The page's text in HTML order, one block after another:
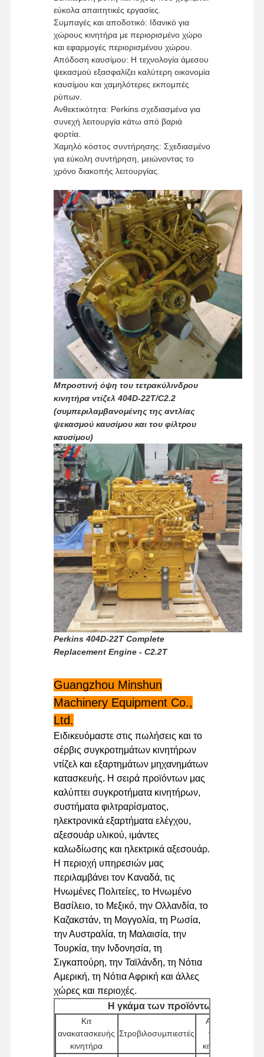
Μηχανή της MITSUBISHI
Εκσκαφείο
εξάρτηση επανοικοδομήσεων μηχανών
Αντλία ψεκασμού
Συνέλευση στροβιλοσυμπιεστών
Άλλα μέρη κινητήρα
Ηλεκτρονικό σύστημα ελέγχου
Ηλεκτρικά εξαρτήματα κινητήρα
Σύστημα καυσίμου κινητήρα
Υδραυλικά εξαρτήματα εκσκαφέα
ανταλλακτικά εκσκαφέα
εύκολα απαιτητικές εργασίες.
Συμπαγές και αποδοτικό: Ιδανικό για
χώρους κινητήρα με περιορισμένο χώρο
και εφαρμογές περιορισμένου χώρου.
Απόδοση καυσίμου: Η τεχνολογία άμεσου
ψεκασμού εξασφαλίζει καλύτερη οικονομία
καυσίμου και χαμηλότερες εκπομπές
ρύπων.
Ανθεκτικότητα: Perkins σχεδιασμένα για
συνεχή λειτουργία κάτω από βαριά
φορτία.
Χαμηλό κόστος συντήρησης: Σχεδιασμένο
για εύκολη συντήρηση, μειώνοντας το
χρόνο διακοπής λειτουργίας.
Μπροστινή όψη του τετρακύλινδρου
κινητήρα ντίζελ 404D-22T/C2.2
(συμπεριλαμβανομένης της αντλίας
ψεκασμού καυσίμου και του φίλτρου
καυσίμου)
Perkins 404D-22T Complete
Replacement Engine - C2.2T
Guangzhou Minshun
Machinery Equipment Co.,
Ltd.
Ειδικευόμαστε στις πωλήσεις και το
σέρβις συγκροτημάτων κινητήρων
ντίζελ και εξαρτημάτων μηχανημάτων
κατασκευής. Η σειρά προϊόντων μας
καλύπτει συγκροτήματα κινητήρων,
συστήματα φιλτραρίσματος,
ηλεκτρονικά εξαρτήματα ελέγχου,
αξεσουάρ υλικού, ιμάντες
καλωδίωσης και ηλεκτρικά αξεσουάρ.
Η περιοχή υπηρεσιών μας
περιλαμβάνει τον Καναδά, τις
Ηνωμένες Πολιτείες, το Ηνωμένο
Βασίλειο, το Μεξικό, την Ολλανδία, το
Καζακστάν, τη Μογγολία, τη Ρωσία,
την Αυστραλία, τη Μαλαισία, την
Τουρκία, την Ινδονησία, τη
Σιγκαπούρη, την Ταϊλάνδη, τη Νότια
Αμερική, τη Νότια Αφρική και άλλες
χώρες και περιοχές.
Η γκάμα των προϊόντων μας
Κιτ
ανακατασκευής
κινητήρα
Στροβιλοσυμπιεστές
Αντλίες
ντίζελ
κινητήρα